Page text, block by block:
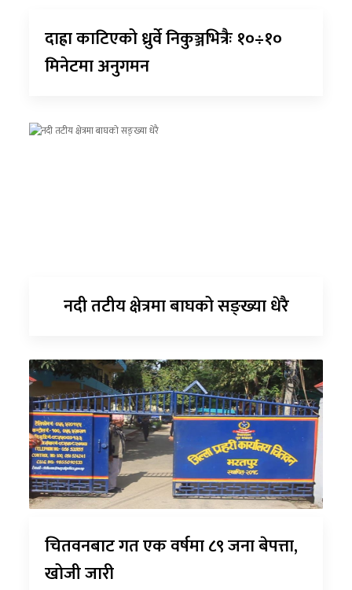
दाह्रा काटिएको ध्रुर्वे निकुञ्जभित्रैः १०÷१०
मिनेटमा अनुगमन
नदी तटीय क्षेत्रमा बाघको सङ्ख्या धेरै
चितवनबाट गत एक वर्षमा ८९ जना बेपत्ता,
खोजी जारी